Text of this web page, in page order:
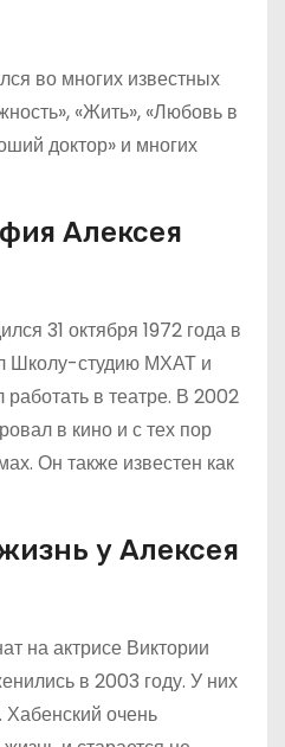
во многих известных
«Жить», «Любовь в
доктор» и многих
Алексея
31 октября 1972 года в
Школу-студию МХАТ и
работать в театре. В 2002
в кино и с тех пор
Он также известен как
у Алексея
на актрисе Виктории
в 2003 году. У них
Хабенский очень